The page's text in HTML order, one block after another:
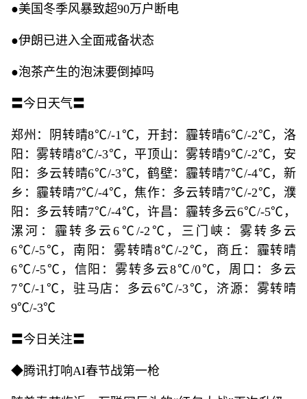
●美国冬季风暴致超90万户断电
●伊朗已进入全面戒备状态
●泡茶产生的泡沫要倒掉吗
〓今日天气〓
郑州：阴转晴8℃/-1℃，开封：霾转晴6℃/-2℃，洛
阳：雾转晴8℃/-3℃，平顶山：雾转晴9℃/-2℃，安
阳：多云转晴6℃/-3℃，鹤壁：霾转晴7℃/-4℃，新
乡：霾转晴7℃/-4℃，焦作：多云转晴7℃/-2℃，濮
阳：多云转晴7℃/-4℃，许昌：霾转多云6℃/-5℃，
漯河：霾转多云6℃/-2℃，三门峡：雾转多云
6℃/-5℃，南阳：雾转晴8℃/-2℃，商丘：霾转晴
6℃/-5℃，信阳：雾转多云8℃/0℃，周口：多云
7℃/-1℃，驻马店：多云6℃/-3℃，济源：雾转晴
9℃/-3℃
〓今日关注〓
◆腾讯打响AI春节战第一枪